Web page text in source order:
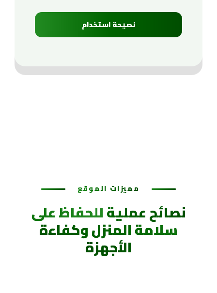
نصيحة استخدام
مميزات الموقع
نصائح عمليةللحفاظ على
سلامة المنزل وكفاءة
الأجهزة